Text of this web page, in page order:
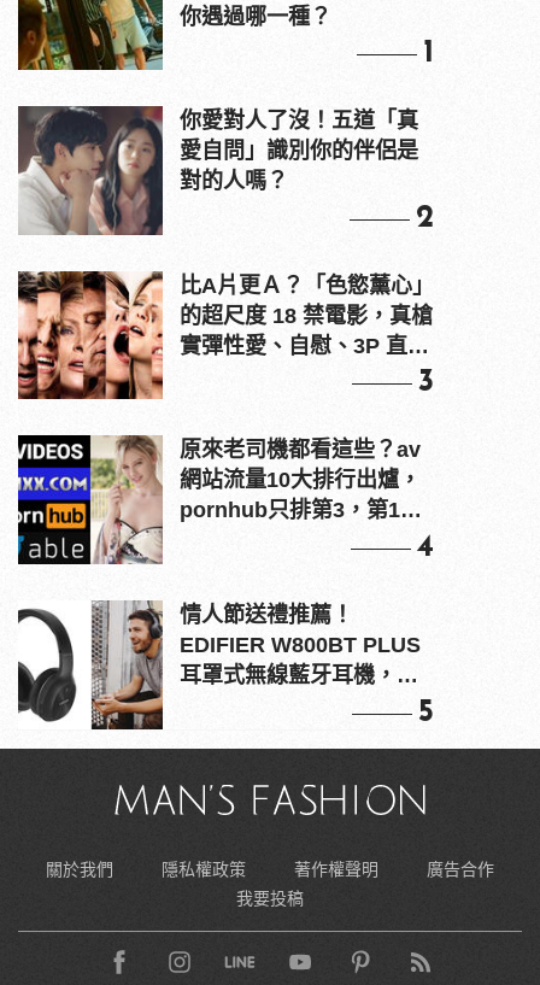
你遇過哪一種？
1
你愛對人了沒！五道「真
愛自問」識別你的伴侶是
對的人嗎？
2
比A片更Ａ？「色慾薰心」
的超尺度 18 禁電影，真槍
實彈性愛、自慰、3P 直接
3
原來老司機都看這些？av
網站流量10大排行出爐，
pornhub只排第3，第1名
4
情人節送禮推薦！
EDIFIER W800BT PLUS
耳罩式無線藍牙耳機，在
5
關於我們 隱私權政策 著作權聲明
廣告合作
我要投稿